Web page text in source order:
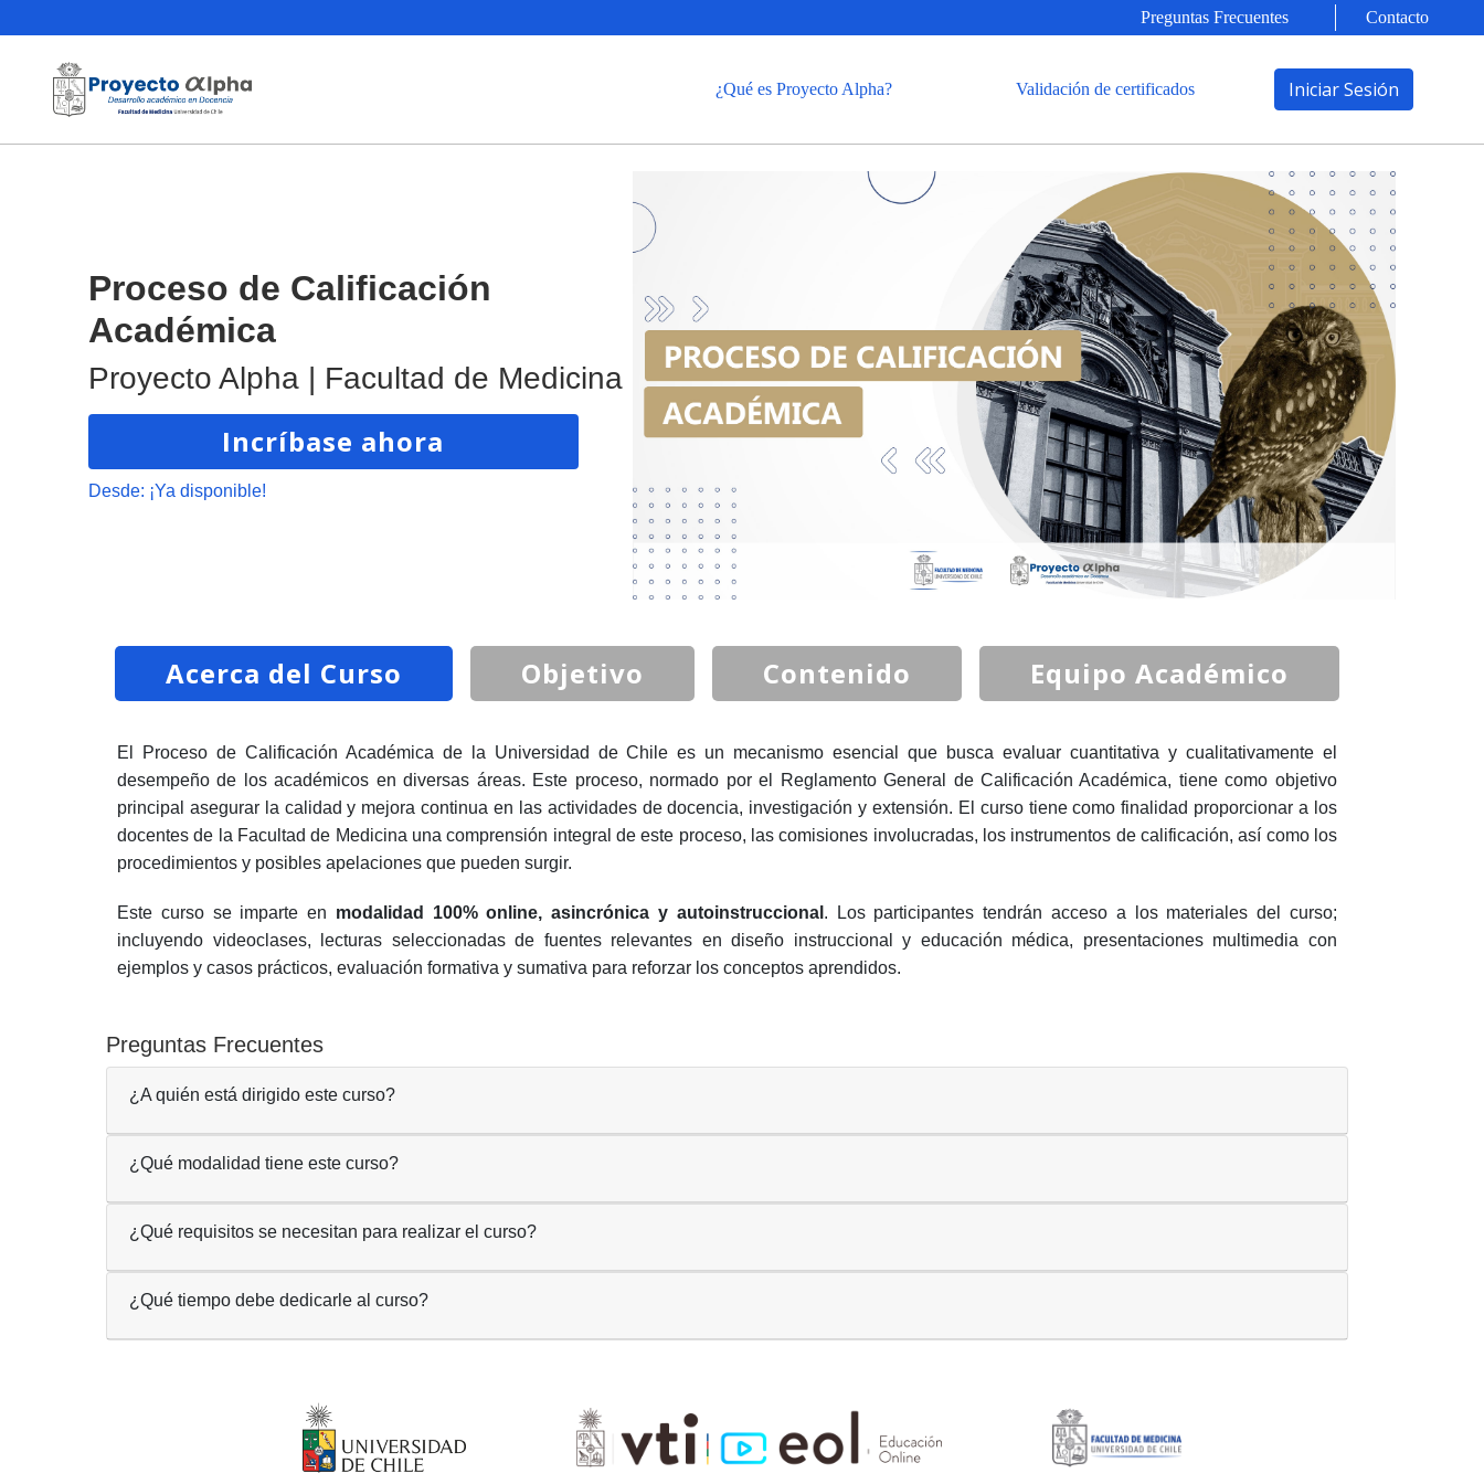
Contacto
Preguntas Frecuentes
¿Qué es Proyecto Alpha? Validación de certificados Iniciar Sesión
Proceso de Calificación
Académica
Proyecto Alpha | Facultad de Medicina
Incríbase ahora
Desde: ¡Ya disponible!
Acerca del Curso Objetivo Contenido Equipo Académico
El Proceso de Calificación Académica de la Universidad de Chile es un mecanismo esencial que busca evaluar cuantitativa y cualitativamente el
desempeño de los académicos en diversas áreas. Este proceso, normado por el Reglamento General de Calificación Académica, tiene como objetivo
principal asegurar la calidad y mejora continua en las actividades de docencia, investigación y extensión. El curso tiene como finalidad proporcionar a los
docentes de la Facultad de Medicina una comprensión integral de este proceso, las comisiones involucradas, los instrumentos de calificación, así como los
procedimientos y posibles apelaciones que pueden surgir.
Este curso se imparte en modalidad 100% online, asincrónica y autoinstruccional . Los participantes tendrán acceso a los materiales del curso;
incluyendo videoclases, lecturas seleccionadas de fuentes relevantes en diseño instruccional y educación médica, presentaciones multimedia con
ejemplos y casos prácticos, evaluación formativa y sumativa para reforzar los conceptos aprendidos.
Preguntas Frecuentes
¿A quién está dirigido este curso?
¿Qué modalidad tiene este curso?
¿Qué requisitos se necesitan para realizar el curso?
¿Qué tiempo debe dedicarle al curso?